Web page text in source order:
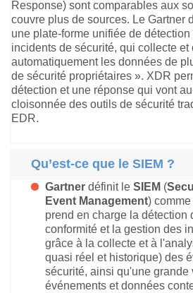
Response) sont comparables aux
couvre plus de sources. Le Gartner
une plate-forme unifiée de
incidents de sécurité, qui collecte et
automatiquement les données de
de sécurité propriétaires ». XDR
détection et une réponse qui vont
cloisonnée des outils de sécurité
EDR.
Qu’est-ce que le SIEM ?
Gartner définit leSIEM (
Event Management)
prend en charge la détection
conformité et la gestion des
grâce à la collecte et à
quasi réel et historique) des
sécurité, ainsi qu'une grande
événements et données